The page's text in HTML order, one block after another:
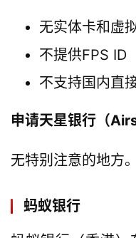
无实体卡和虚
不提供FPS ID
不支持国内直
申请天星银行（
无特别注意的地方。
蚂蚁银行